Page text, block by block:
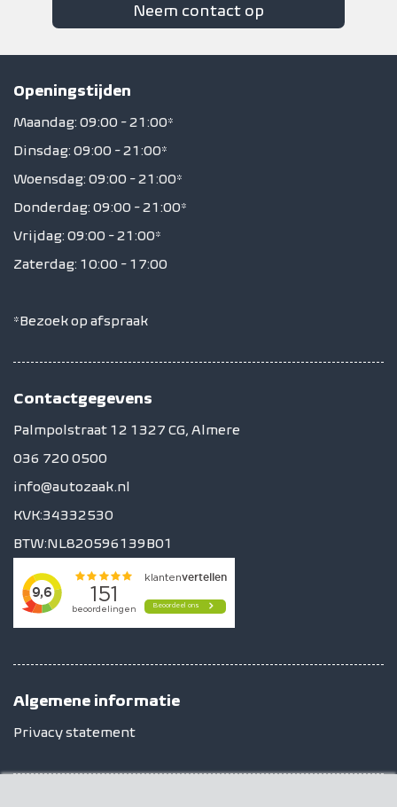
Neem contact op
Openingstijden
Maandag: 09:00 - 21:00*
Dinsdag: 09:00 - 21:00*
Woensdag: 09:00 - 21:00*
Donderdag: 09:00 - 21:00*
Vrijdag: 09:00 - 21:00*
Zaterdag: 10:00 - 17:00
*Bezoek op afspraak
Contactgegevens
Palmpolstraat 12 1327 CG, Almere
036 720 0500
info@autozaak.nl
KVK:34332530
BTW:NL820596139B01
Algemene informatie
Privacy statement